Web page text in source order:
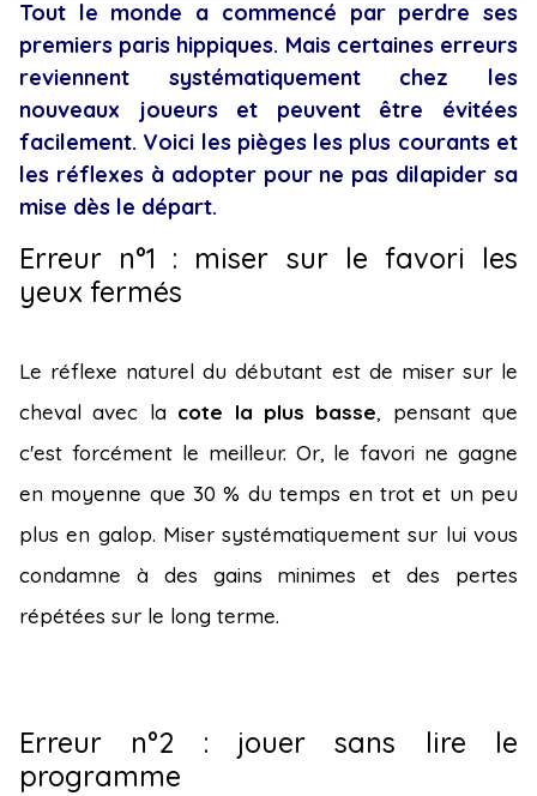
Tout le monde a commencé par perdre ses
premiers paris hippiques. Mais certaines erreurs
reviennent systématiquement chez les
nouveaux joueurs et peuvent être évitées
facilement. Voici les pièges les plus courants et
les réflexes à adopter pour ne pas dilapider sa
mise dès le départ.
Erreur n°1 : miser sur le favori les
yeux fermés
Le réflexe naturel du débutant est de miser sur le
cheval avec la cote la plus basse, pensant que
c'est forcément le meilleur. Or, le favori ne gagne
en moyenne que 30 % du temps en trot et un peu
plus en galop. Miser systématiquement sur lui vous
condamne à des gains minimes et des pertes
répétées sur le long terme.
Erreur n°2 : jouer sans lire le
programme